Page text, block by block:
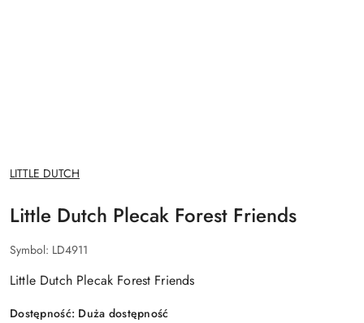
NAZWA
PRODUCENTA:
LITTLE DUTCH
Little Dutch Plecak Forest Friends
Symbol: LD4911
Little Dutch Plecak Forest Friends
Dostępność: Duża dostępność